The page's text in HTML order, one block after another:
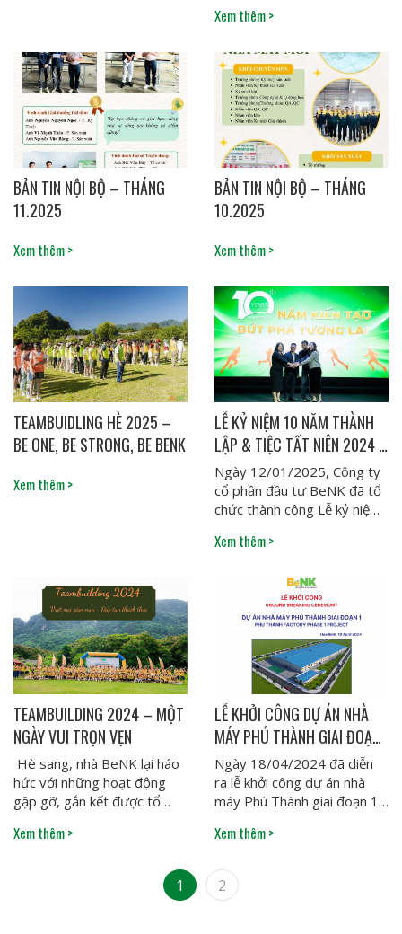
Xem thêm >
BẢN TIN NỘI BỘ – THÁNG
11.2025
Xem thêm >
BẢN TIN NỘI BỘ – THÁNG
10.2025
Xem thêm >
TEAMBUIDLING HÈ 2025 –
BE ONE, BE STRONG, BE BENK
Xem thêm >
LỄ KỶ NIỆM 10 NĂM THÀNH
LẬP & TIỆC TẤT NIÊN 2024 –
NHỮNG DẤU ẤN ĐÁNG NHỚ
Ngày 12/01/2025, Công ty
cổ phần đầu tư BeNK đã tổ
chức thành công Lễ kỷ niệm
Xem thêm >
TEAMBUILDING 2024 – MỘT
NGÀY VUI TRỌN VẸN
Hè sang, nhà BeNK lại háo
hức với những hoạt động
gặp gỡ, gắn kết được tổ
- ngày...
Xem thêm >
LỄ KHỞI CÔNG DỰ ÁN NHÀ
MÁY PHÚ THÀNH GIAI ĐOẠN
1
Ngày 18/04/2024 đã diễn
ra lễ khởi công dự án nhà
máy Phú Thành giai đoạn 1
10/2024.
Xem thêm >
1 2